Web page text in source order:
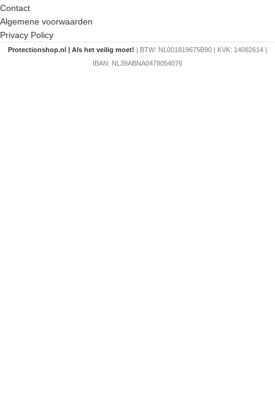
Contact
Algemene voorwaarden
Privacy Policy
Protectionshop.nl | Als het veilig moet! | BTW: NL001819675B90 | KVK: 14082614 |
IBAN: NL39ABNA0478054076